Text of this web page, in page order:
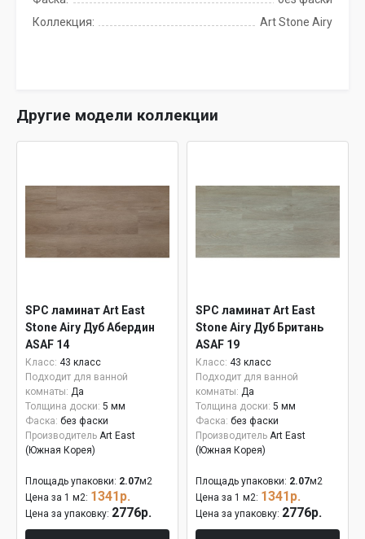
Коллекция:
Art Stone Airy
Другие модели коллекции
SPC ламинат Art East
Stone Airy Дуб Абердин
ASAF 14
Класс: 43 класс
Подходит для ванной
комнаты: Да
Толщина доски: 5 мм
Фаска: без фаски
Производитель Art East
(Южная Корея)
Площадь упаковки: 2.07м2
Цена за 1 м2: 1341р.
Цена за упаковку: 2776р.
SPC ламинат Art East
Stone Airy Дуб Британь
ASAF 19
Класс: 43 класс
Подходит для ванной
комнаты: Да
Толщина доски: 5 мм
Фаска: без фаски
Производитель Art East
(Южная Корея)
Площадь упаковки: 2.07м2
Цена за 1 м2: 1341р.
Цена за упаковку: 2776р.